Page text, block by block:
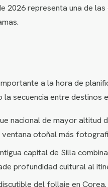
2026 representa una de
a la hora de
secuencia entre destinos
nacional de mayor altitud
otoñal más
capital de Silla
profundidad cultural al
del follaje en